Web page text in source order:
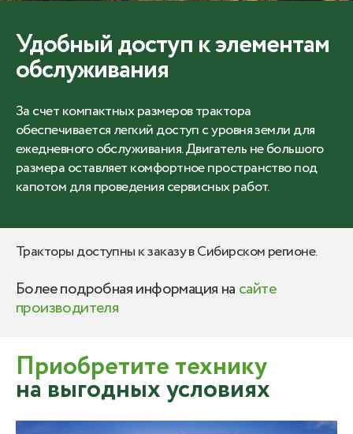
Удобный доступ к элементам
обслуживания
За счет компактных размеров трактора
обеспечивается легкий доступ с уровня земли для
ежедневного обслуживания. Двигатель не большого
размера оставляет комфортное пространство под
капотом для проведения сервисных работ.
Тракторы доступны к заказу в Сибирском регионе.
Более подробная информация на сайте
производителя
Приобретите технику
на выгодных условиях